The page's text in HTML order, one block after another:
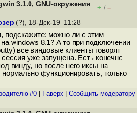
3.1.0, GNU-окружения
+ / –
(?), 18-Дек-19, 11:28
подскажите: можно ли с этим
на windows 8.1? А то при подключении
все виндовые клиенты говорят
сессия уже запущена. Есть конечно
винду, но после него иксы на
нормально функционировать, только
#0 Наверх Cообщить модератору